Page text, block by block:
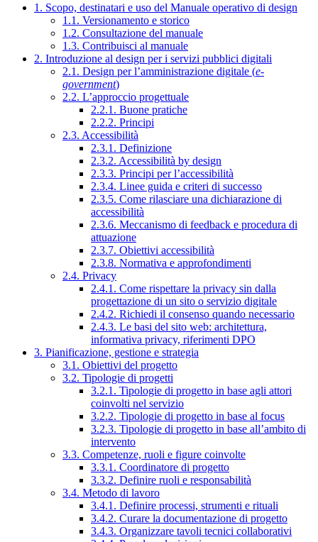
1. Scopo, destinatari e uso del Manuale operativo di design
1.1. Versionamento e storico
1.2. Consultazione del manuale
1.3. Contribuisci al manuale
2. Introduzione al design per i servizi pubblici digitali
2.1. Design per l’amministrazione digitale (e-
government)
2.2. L’approccio progettuale
2.2.1. Buone pratiche
2.2.2. Principi
2.3. Accessibilità
2.3.1. Definizione
2.3.2. Accessibilità by design
2.3.3. Principi per l’accessibilità
2.3.4. Linee guida e criteri di successo
2.3.5. Come rilasciare una dichiarazione di
accessibilità
2.3.6. Meccanismo di feedback e procedura di
attuazione
2.3.7. Obiettivi accessibilità
2.3.8. Normativa e approfondimenti
2.4. Privacy
2.4.1. Come rispettare la privacy sin dalla
progettazione di un sito o servizio digitale
2.4.2. Richiedi il consenso quando necessario
2.4.3. Le basi del sito web: architettura,
informativa privacy, riferimenti DPO
3. Pianificazione, gestione e strategia
3.1. Obiettivi del progetto
3.2. Tipologie di progetti
3.2.1. Tipologie di progetto in base agli attori
coinvolti nel servizio
3.2.2. Tipologie di progetto in base al focus
3.2.3. Tipologie di progetto in base all’ambito di
intervento
3.3. Competenze, ruoli e figure coinvolte
3.3.1. Coordinatore di progetto
3.3.2. Definire ruoli e responsabilità
3.4. Metodo di lavoro
3.4.1. Definire processi, strumenti e rituali
3.4.2. Curare la documentazione di progetto
3.4.3. Organizzare tavoli tecnici collaborativi